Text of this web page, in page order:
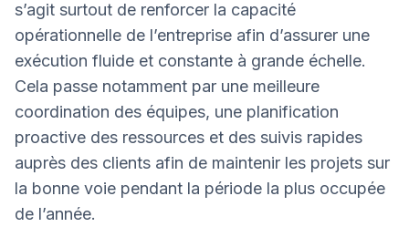
s’agit surtout de renforcer la capacité
opérationnelle de l’entreprise afin d’assurer une
exécution fluide et constante à grande échelle.
Cela passe notamment par une meilleure
coordination des équipes, une planification
proactive des ressources et des suivis rapides
auprès des clients afin de maintenir les projets sur
la bonne voie pendant la période la plus occupée
de l’année.